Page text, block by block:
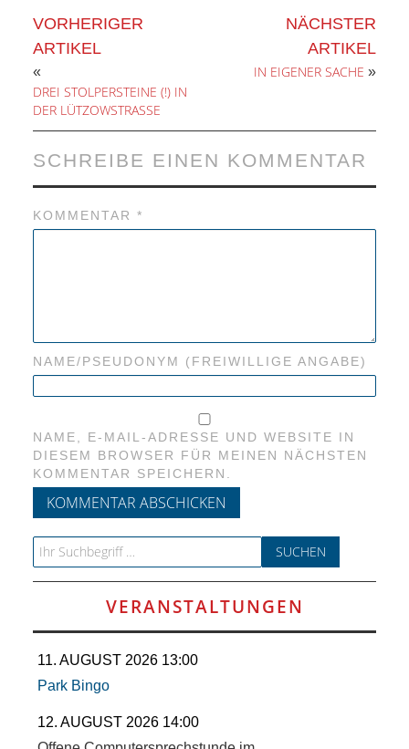
DER
ANDERE
BLICK
VORHERIGER
ARTIKEL
«
DREI STOLPERSTEINE (!) IN
DER LÜTZOWSTRASSE
NÄCHSTER
ARTIKEL
IN EIGENER SACHE »
SCHREIBE EINEN KOMMENTAR
KOMMENTAR *
NAME/PSEUDONYM (FREIWILLIGE ANGABE)
NAME, E-MAIL-ADRESSE UND WEBSITE IN
DIESEM BROWSER FÜR MEINEN NÄCHSTEN
KOMMENTAR SPEICHERN.
Search for:
VERANSTALTUNGEN
11. AUGUST 2026 13:00
Park Bingo
12. AUGUST 2026 14:00